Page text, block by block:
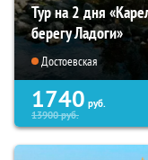
Тур на 2 дня
берегу Ладоги»
Достоевская
1740 руб.
13900руб.